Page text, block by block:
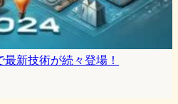
新技術が続々登場！